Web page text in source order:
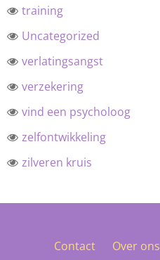
training
Uncategorized
verlatingsangst
verzekering
vind een psycholoog
zelfontwikkeling
zilveren kruis
Contact Over ons